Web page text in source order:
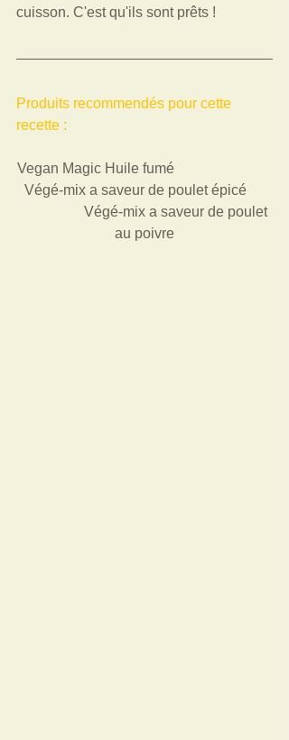
cuisson. C'est qu'ils sont prêts !
Produits recommendés pour cette
recette :
Vegan Magic Huile fumé
  Végé-mix a saveur de poulet épicé
                  Végé-mix a saveur de poulet
au poivre